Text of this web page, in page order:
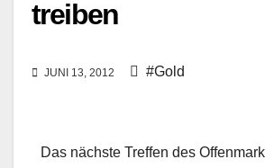
treiben
JUNI 13, 2012 #Gold
Das nächste Treffen des